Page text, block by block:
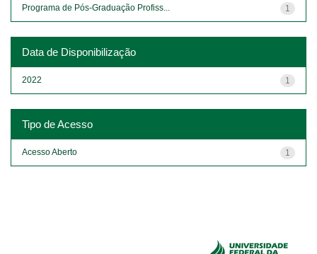
1
Programa de Pós-Graduação Profiss...
Data de Disponibilização
1
2022
Tipo de Acesso
1
Acesso Aberto